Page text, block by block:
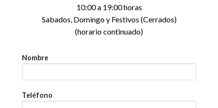
10:00 a 19:00 horas
Sabados, Domingo y Festivos (Cerrados)
(horario continuado)
Nombre
Teléfono